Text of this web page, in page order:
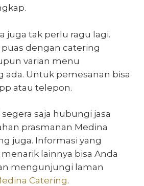
juga tak perlu ragu lagi.
dengan catering
varian menu
ada. Untuk pemesanan bisa
atau telepon.
saja hubungi jasa
prasmanan Medina
juga. Informasi yang
lainnya bisa Anda
mengunjungi laman
Catering.